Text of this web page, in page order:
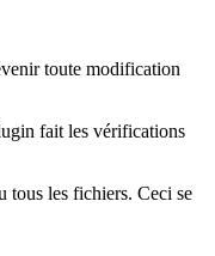
toute modification
fait les vérifications
tous les fichiers. Ceci se